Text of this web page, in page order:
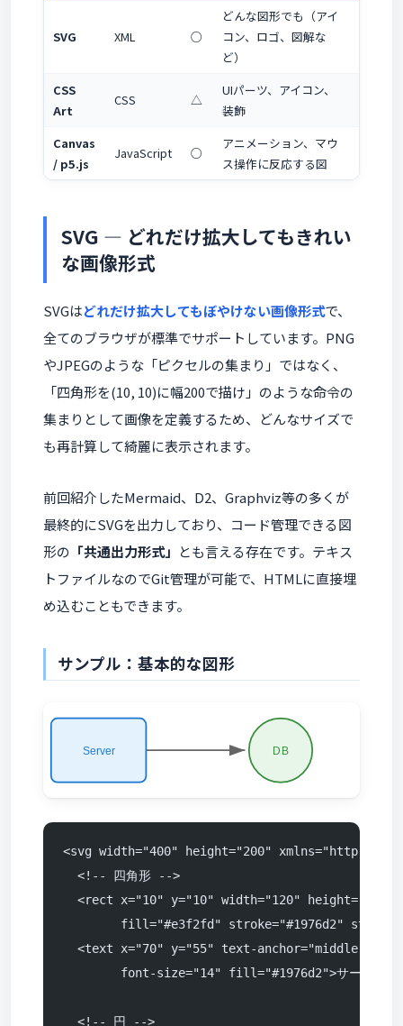
SVG XML ○
どんな図形でも（アイ
コン、ロゴ、図解な
ど）
CSS
Art
CSS △
UIパーツ、アイコン、
装飾
Canvas
/ p5.js
JavaScript ○
アニメーション、マウ
ス操作に反応する図
SVG — どれだけ拡大してもきれい
な画像形式
SVGはどれだけ拡大してもぼやけない画像形式で、
全てのブラウザが標準でサポートしています。PNG
やJPEGのような「ピクセルの集まり」ではなく、
「四角形を(10, 10)に幅200で描け」のような命令の
集まりとして画像を定義するため、どんなサイズで
も再計算して綺麗に表示されます。
前回紹介したMermaid、D2、Graphviz等の多くが
最終的にSVGを出力しており、コード管理できる図
形の 「共通出力形式」 とも言える存在です。テキス
トファイルなのでGit管理が可能で、HTMLに直接埋
め込むこともできます。
サンプル：基本的な図形
<svg width="400" height="200" xmlns="http://
  <!-- 四角形 -->
  <rect x="10" y="10" width="120" height="80"
fill="#e3f2fd" stroke="#1976d2"
  <text x="70" y="55" text-anchor="middle"
font-size="14" fill="#1976d2">サーバー
  <!-- 円 -->